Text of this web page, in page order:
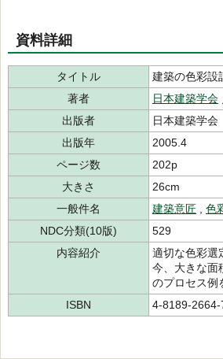
資料詳細
タイトル
建築の色彩設
著者
日本建築学会
出版者
日本建築学会
出版年
2005.4
ページ数
202p
大きさ
26cm
一般件名
建築意匠
色
NDC分類(10版)
529
内容紹介
適切な色彩選
今、大きな面
のプロセス例
ISBN
4-8189-2664-